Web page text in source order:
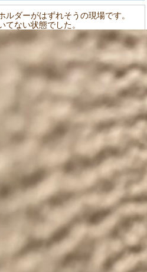
ダーがはずれそうの現場です。
ない状態でした。